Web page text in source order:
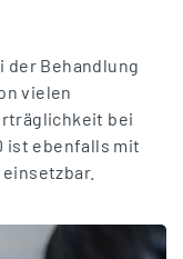
der Behandlung
vielen
bei
ist ebenfalls mit